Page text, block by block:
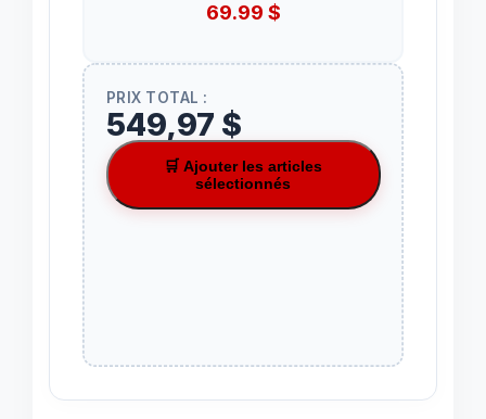
69.99 $
PRIX TOTAL :
549,97 $
🛒 Ajouter les articles
sélectionnés